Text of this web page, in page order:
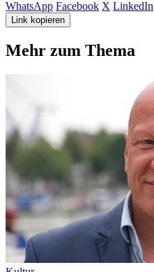
WhatsApp Facebook X LinkedIn
Link kopieren
Mehr zum Thema